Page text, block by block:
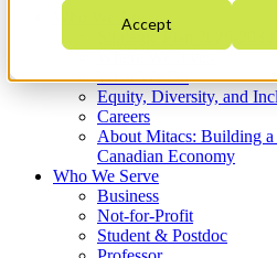
Accept
Who We Are
Strategic Plan 2026-2030
What We Do
Equity, Diversity, and
Careers
About Mitacs: Building a
Canadian Economy
Who We Serve
Business
Not-for-Profit
Student & Postdoc